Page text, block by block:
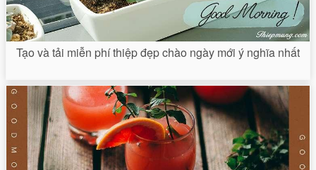
Tạo và tải miễn phí thiệp đẹp chào ngày mới ý nghĩa nhất